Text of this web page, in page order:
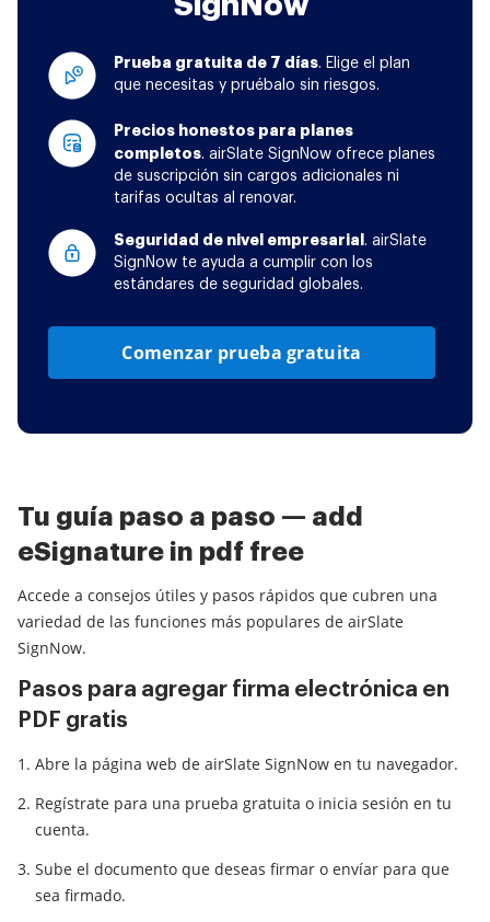
Prueba gratuita de 7 días. Elige el plan
que necesitas y pruébalo sin riesgos.
Precios honestos para planes
completos. airSlate SignNow ofrece planes
de suscripción sin cargos adicionales ni
tarifas ocultas al renovar.
Seguridad de nivel empresarial . airSlate
SignNow te ayuda a cumplir con los
estándares de seguridad globales.
Comenzar prueba gratuita
Tu guía paso a paso — add
eSignature in pdf free
Accede a consejos útiles y pasos rápidos que cubren una
variedad de las funciones más populares de airSlate
SignNow.
Pasos para agregar firma electrónica en
PDF gratis
Abre la página web de airSlate SignNow en tu navegador.
Regístrate para una prueba gratuita o inicia sesión en tu
cuenta.
Sube el documento que deseas firmar o envíar para que
sea firmado.